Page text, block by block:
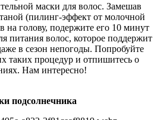
маски для волос. Замешав
(пилинг-эффект от молочной
на голову, подержите его 10 минут
питания волос, которое поддержит
в сезон непогоды. Попробуйте
таких процедур и отпишитесь о
Нам интересно!
подсолнечника